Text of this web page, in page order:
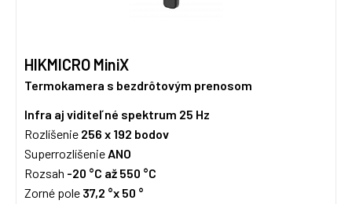
HIKMICRO MiniX
Termokamera s bezdrôtovým prenosom
Infra aj viditeľné spektrum 25 Hz
Rozlíšenie 256 x 192 bodov
Superrozlíšenie ANO
Rozsah -20 °C až 550 °C
Zorné pole 37,2 °x 50 °